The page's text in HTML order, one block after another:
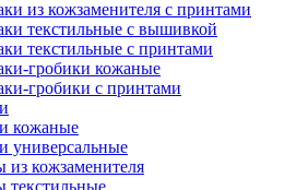
из кожзаменителя с принтами
текстильные с вышивкой
текстильные с принтами
гробики кожаные
гробики с принтами
кожаные
универсальные
из кожзаменителя
текстильные